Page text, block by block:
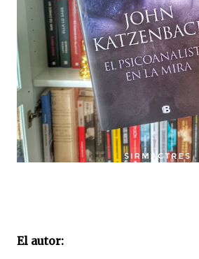
El autor: